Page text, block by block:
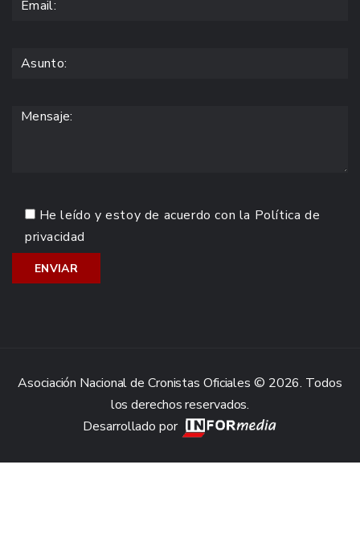
He leído y estoy de acuerdo con la Política de
privacidad
Asociación Nacional de Cronistas Oficiales © 2026. Todos
los derechos reservados.
Desarrollado por